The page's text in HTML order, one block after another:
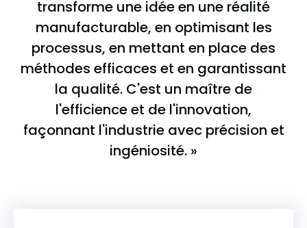
transforme une idée en une réalité
manufacturable, en optimisant les
processus, en mettant en place des
méthodes efficaces et en garantissant
la qualité. C'est un maître de
l'efficience et de l'innovation,
façonnant l'industrie avec précision et
ingéniosité. »